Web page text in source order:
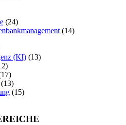
(24)
(14)
(KI)(13)
(15)